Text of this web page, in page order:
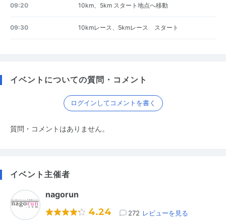
09:20 10km、5km スタート地点へ移動
09:30 10kmレース、5kmレース スタート
イベントについての質問・コメント
ログインしてコメントを書く
質問・コメントはありません。
イベント主催者
nagorun
4.24 272 レビューを見る